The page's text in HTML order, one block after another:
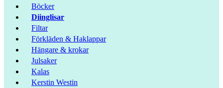
Böcker
Diinglisar
Filtar
Förkläden & Haklappar
Hängare & krokar
Julsaker
Kalas
Kerstin Westin